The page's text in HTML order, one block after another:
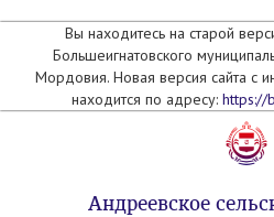
Вы находитесь на старой
Большеигнатовского
Мордовия. Новая версия сайта с
находится по адресу: https://
Андреевское